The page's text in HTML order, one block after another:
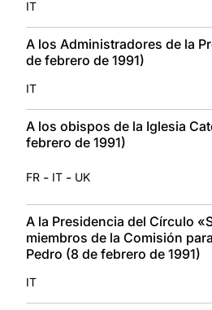
IT
A los Administradores de la
de febrero de 1991)
IT
A los obispos de la Iglesia
febrero de 1991)
FR - IT - UK
A la Presidencia del Círculo
miembros de la Comisión
Pedro (8 de febrero de 1991)
IT